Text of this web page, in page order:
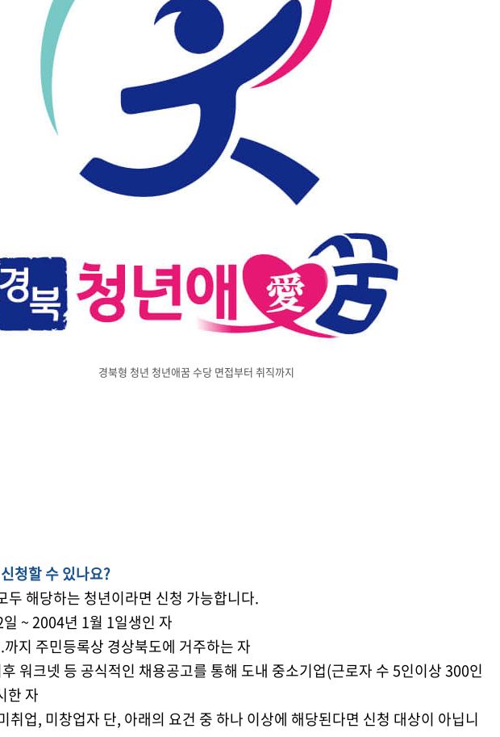
경북형 청년 청년애꿈 수당 면접부터 취직까지
청할 수 있나요?
두 해당하는 청년이라면 신청 가능합니다.
~ 2004년 1월 1일생인 자
지 주민등록상 경상북도에 거주하는 자
워크넷 등 공식적인 채용공고를 통해 도내 중소기업(근로자 수 5인이상 300인
한 자
업, 미창업자 단, 아래의 요건 중 하나 이상에 해당된다면 신청 대상이 아닙니